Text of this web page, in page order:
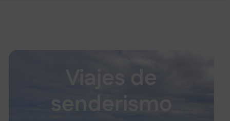
Viajes de
senderismo